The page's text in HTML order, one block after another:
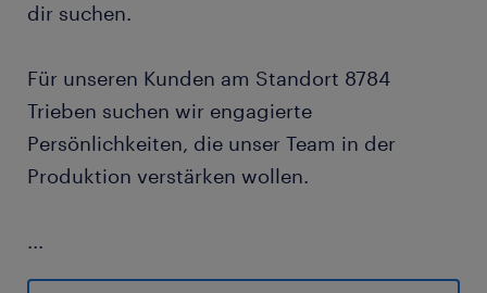
dir suchen.
Für unseren Kunden am Standort 8784
Trieben suchen wir engagierte
Persönlichkeiten, die unser Team in der
Produktion verstärken wollen.
...
Start: ab sofort